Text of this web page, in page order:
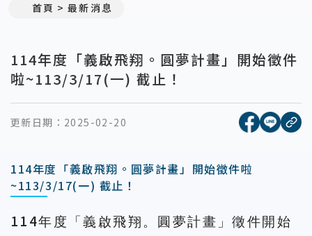
首頁 最新消息
114年度「義啟飛翔。圓夢計畫」開始徵件
啦~113/3/17(一) 截止！
更新日期： 2025-02-20 [另開新
[另開
複
114年度「義啟飛翔。圓夢計畫」開始徵件啦
~113/3/17(一) 截止！
114年度「義啟飛翔。圓夢計畫」徵件開始